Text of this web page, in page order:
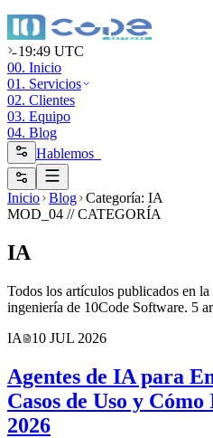
19:49 UTC
00. Inicio
01. Servicios
02. Clientes
03. Equipo
04. Blog
Hablemos_
Inicio Blog Categoría: IA
MOD_04 //CATEGORÍA
IA
Todos los artículos publicados en
ingeniería de 10Code Software. 5
IA
10 JUL 2026
Agentes de IA para
Casos de Uso y
2026